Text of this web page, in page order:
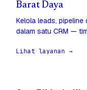
Barat Daya
Kelola leads,
dalam satu CRM —
Lihat layanan →